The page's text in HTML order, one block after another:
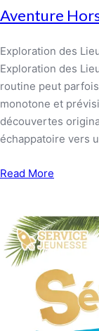
Aventure
Exploration des
Exploration des
routine peut
monotone et
découvertes
échappatoire vers
Read More